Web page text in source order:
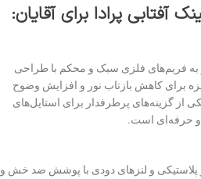
آفتابی پرادا برای آقایان:
به فریم‌های فلزی سبک و محکم با طراحی
برای کاهش بازتاب نور و افزایش وضوح
از گزینه‌های پرطرفدار برای استایل‌های
حرفه‌ای است.
پلاستیکی و لنزهای دودی با پوشش ضد خش و